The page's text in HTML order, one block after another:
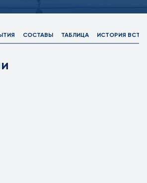
СОСТАВЫ ТАБЛИЦА ИСТОРИЯ